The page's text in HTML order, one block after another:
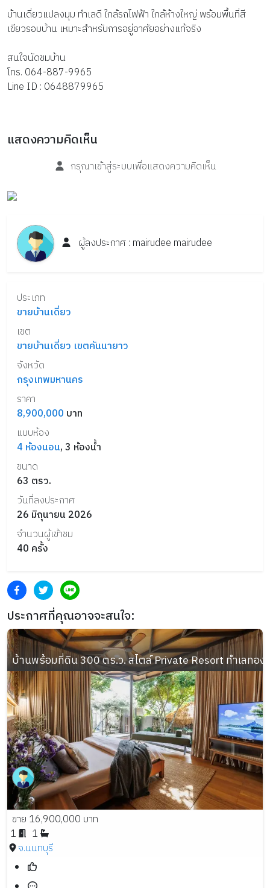
บ้านเดี่ยวแปลงมุม ทำเลดี ใกล้รถไฟฟ้า ใกล้ห้างใหญ่ พร้อมพื้นที่สี
เขียวรอบบ้าน เหมาะสำหรับการอยู่อาศัยอย่างแท้จริง
สนใจนัดชมบ้าน
โทร. 064-887-9965
Line ID : 0648879965
แสดงความคิดเห็น
กรุณาเข้าสู่ระบบเพื่อแสดงความคิดเห็น
ผู้ลงประกาศ : mairudee mairudee
ประเภท
ขายบ้านเดี่ยว
เขต
ขายบ้านเดี่ยว เขตคันนายาว
จังหวัด
กรุงเทพมหานคร
ราคา
8,900,000 บาท
แบบห้อง
4 ห้องนอน,3 ห้องน้ำ
ขนาด
63 ตรว.
วันที่ลงประกาศ
26 มิถุนายน 2026
จำนวนผู้เข้าชม
40 ครั้ง
ประกาศที่คุณอาจจะสนใจ:
บ้านพร้อมที่ดิน 300 ตร.ว. สไตล์ Private Resort ทำเลทอง
ขาย 16,900,000 บาท
1
1
จ.นนทบุรี